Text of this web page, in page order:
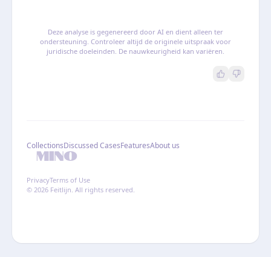
Deze analyse is gegenereerd door AI en dient alleen ter
ondersteuning. Controleer altijd de originele uitspraak voor
juridische doeleinden. De nauwkeurigheid kan variëren.
CollectionsDiscussed CasesFeaturesAbout us
PrivacyTerms of Use
© 2026 Feitlijn. All rights reserved.